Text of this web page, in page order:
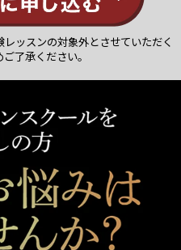
ッスンの対象外とさせていただく
了承ください。